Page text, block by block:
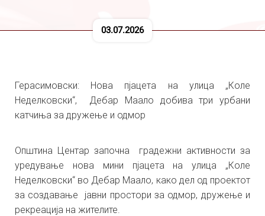
03.07.2026
Герасимовски: Нова пјацета на улица „Коле
Неделковски“, Дебар Маало добива три урбани
катчиња за дружење и одмор
Општина Центар започна градежни активности за
уредување нова мини пјацета на улица „Коле
Неделковски“ во Дебар Маало, како дел од проектот
за создавање јавни простори за одмор, дружење и
рекреација на жителите.